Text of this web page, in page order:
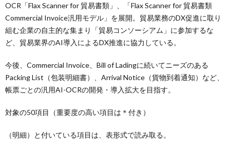
OCR「Flax Scanner for 貿易書類」、「Flax Scanner for 貿易書類
Commercial Invoice汎用モデル」を展開。貿易業務のDX促進に取り
組む企業の自主的な集まり「貿易コンソーシアム」に参加するな
ど、貿易業界のAI導入によるDX推進に協力している。
今後、Commercial Invoice、Bill of Ladingに続いてニーズのある
Packing List（包装明細書）、Arrival Notice（貨物到着通知）など、
帳票ごとの汎用AI-OCRの開発・導入拡大を目指す。
対象の50項目（重要度の高い項目は＊付き）
（明細）と付いている項目は、表形式で読み取る。